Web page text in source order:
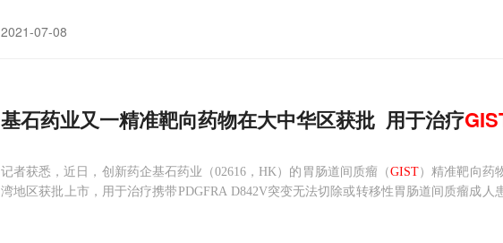
2021-07-08
基石药业又一精准靶向药物在大中华区获批 用于治疗
记者获悉，近日，创新药企基石药业（02616，HK）的胃肠道间质瘤（GIST）精准靶向药
湾地区获批上市，用于治疗携带PDGFRA D842V突变无法切除或转移性胃肠道间质瘤成人